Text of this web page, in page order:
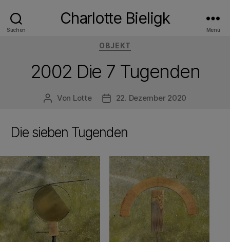
Suchen
Charlotte Bieligk
Menü
Kategorien
OBJEKT
2002 Die 7 Tugenden
Beitragsautor
Von Lotte Veröffentlichungsdatum
22. Dezember 2020
Die sieben Tugenden